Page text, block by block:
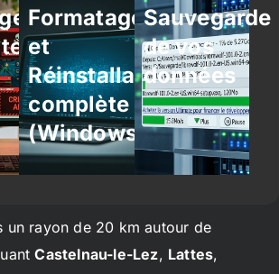
Formatage
et
Réinstallation
complète
(Windows/Linux)
Sauvegarde
de vos
données
un rayon de 20 km autour de
Castelnau-le-Lez, Lattes,